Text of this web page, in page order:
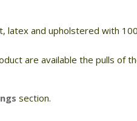
latex and upholstered with
are available the pulls of
section.